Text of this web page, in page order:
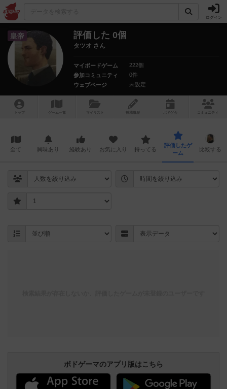
ログイン
皇帝 評価した 0個
タツオ さん
マイボードゲーム
222個
参加コミュニティ
0件
ウェブページ
未設定
トップ ゲーム一覧 マイリスト 投稿履歴 ボ ドゲ コミュニティ
全て 興味あり 経験あり お気に入り 持ってる
評価したゲ
ーム
比較する
ボドゲーマのアプリ版はこちら